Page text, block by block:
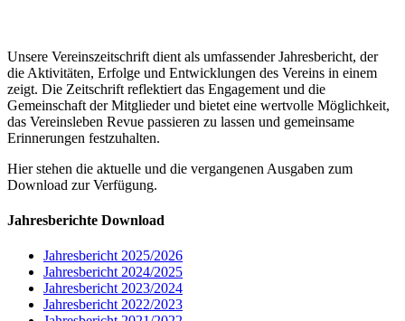
Unsere Vereinszeitschrift dient als umfassender Jahresbericht, der
die Aktivitäten, Erfolge und Entwicklungen des Vereins in einem
zeigt. Die Zeitschrift reflektiert das Engagement und die
Gemeinschaft der Mitglieder und bietet eine wertvolle Möglichkeit,
das Vereinsleben Revue passieren zu lassen und gemeinsame
Erinnerungen festzuhalten.
Hier stehen die aktuelle und die vergangenen Ausgaben zum
Download zur Verfügung.
Jahresberichte Download
Jahresbericht 2025/2026
Jahresbericht 2024/2025
Jah­res­be­richt 2023/2024
Jah­res­be­richt 2022/2023